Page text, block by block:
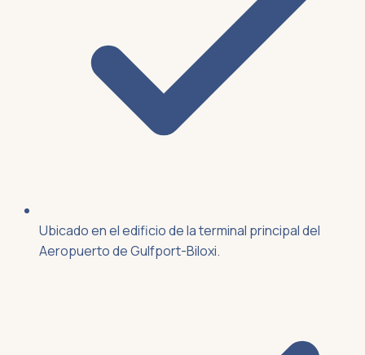
Ubicado en el edificio de la terminal principal del
Aeropuerto de Gulfport-Biloxi.